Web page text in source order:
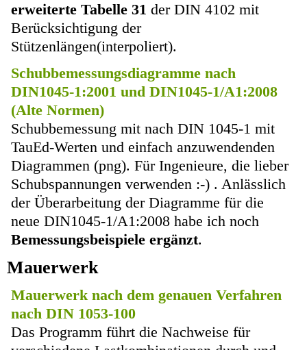
erweiterte Tabelle 31 der DIN 4102 mit
Berücksichtigung der
Stützenlängen(interpoliert).
Schubbemessungsdiagramme nach
DIN1045-1:2001 und DIN1045-1/A1:2008
(Alte Normen)
Schubbemessung mit nach DIN 1045-1 mit
TauEd-Werten und einfach anzuwendenden
Diagrammen (png). Für Ingenieure, die lieber
Schubspannungen verwenden :-) . Anlässlich
der Überarbeitung der Diagramme für die
neue DIN1045-1/A1:2008 habe ich noch
Bemessungsbeispiele ergänzt.
Mauerwerk
Mauerwerk nach dem genauen Verfahren
nach DIN 1053-100
Das Programm führt die Nachweise für